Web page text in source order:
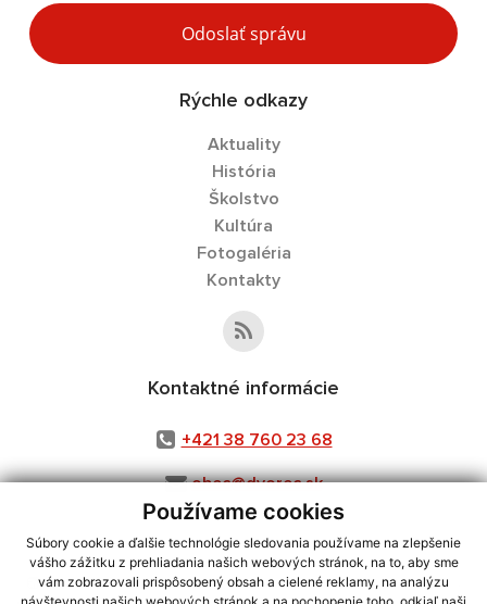
Používame cookies
Súbory cookie a ďalšie technológie sledovania používame na zlepšenie
vášho zážitku z prehliadania našich webových stránok, na to, aby sme
vám zobrazovali prispôsobený obsah a cielené reklamy, na analýzu
Odoslať správu
Rýchle odkazy
Aktuality
História
Školstvo
Kultúra
Fotogaléria
Kontakty
Kontaktné informácie
+421 38 760 23 68
obec@dvorec.sk
využite možnosť získavania aktuálnych informácií s využitím RSS